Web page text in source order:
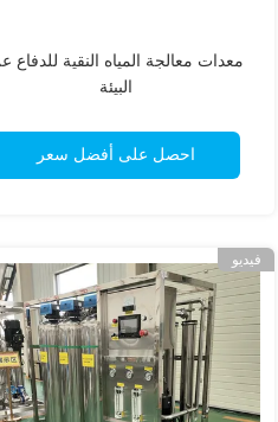
معدات معالجة المياه النقية للدفاع
البيئة
احصل على أفضل سعر
فيديو